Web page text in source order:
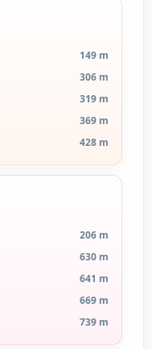
149 m
306 m
319 m
369 m
428 m
206 m
630 m
641 m
669 m
739 m